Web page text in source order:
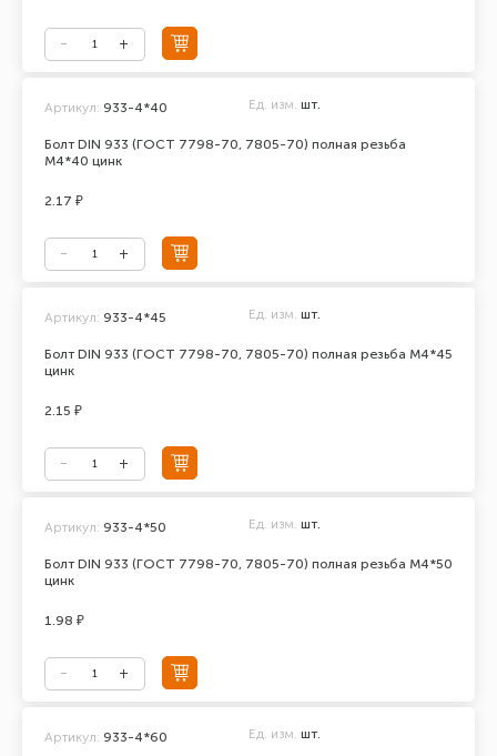
Болт DIN 933 (ГОСТ 7798-70, 7805-70) полная резьба
М4*40 цинк
Артикул: 933-4*40 Ед. изм. шт.
2.17 ₽
Болт DIN 933 (ГОСТ 7798-70, 7805-70) полная резьба М4*45
цинк
Артикул: 933-4*45 Ед. изм. шт.
2.15 ₽
Болт DIN 933 (ГОСТ 7798-70, 7805-70) полная резьба М4*50
цинк
Артикул: 933-4*50 Ед. изм. шт.
1.98 ₽
Артикул: 933-4*60 Ед. изм. шт.